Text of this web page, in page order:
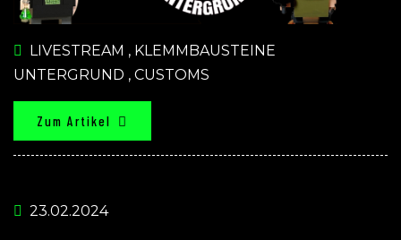
LIVESTREAM , KLEMMBAUSTEINE
UNTERGRUND , CUSTOMS
Zum Artikel
23.02.2024